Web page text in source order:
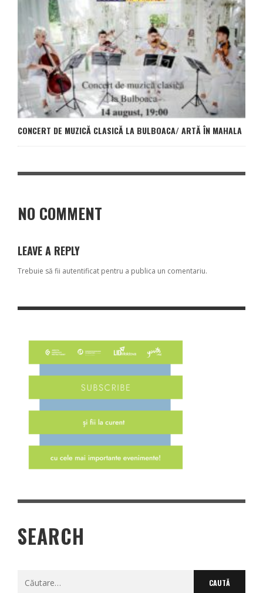
CONCERT DE MUZICĂ CLASICĂ LA BULBOACA/ ARTĂ ÎN MAHALA
NO COMMENT
LEAVE A REPLY
Trebuie să fii autentificat pentru a publica un comentariu.
SEARCH